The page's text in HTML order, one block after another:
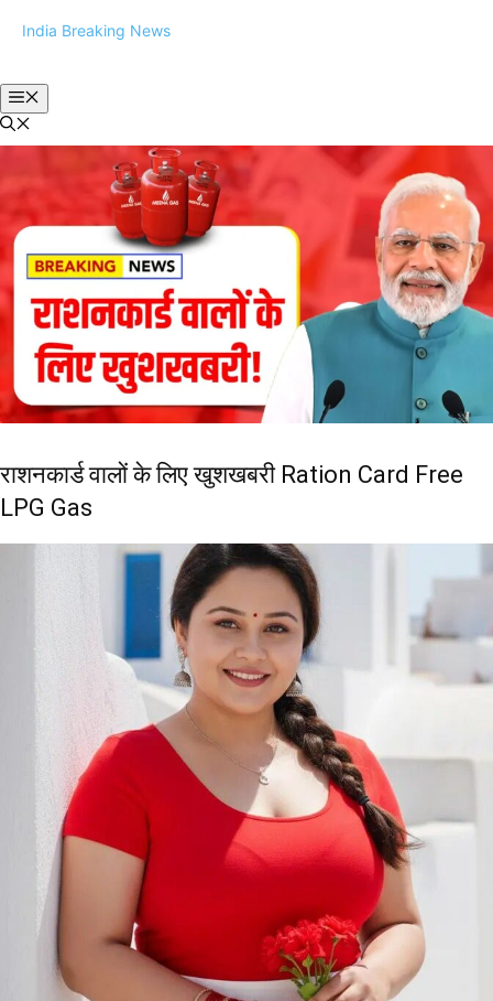
India Breaking News
राशनकार्ड वालों के लिए खुशखबरी Ration Card Free
LPG Gas